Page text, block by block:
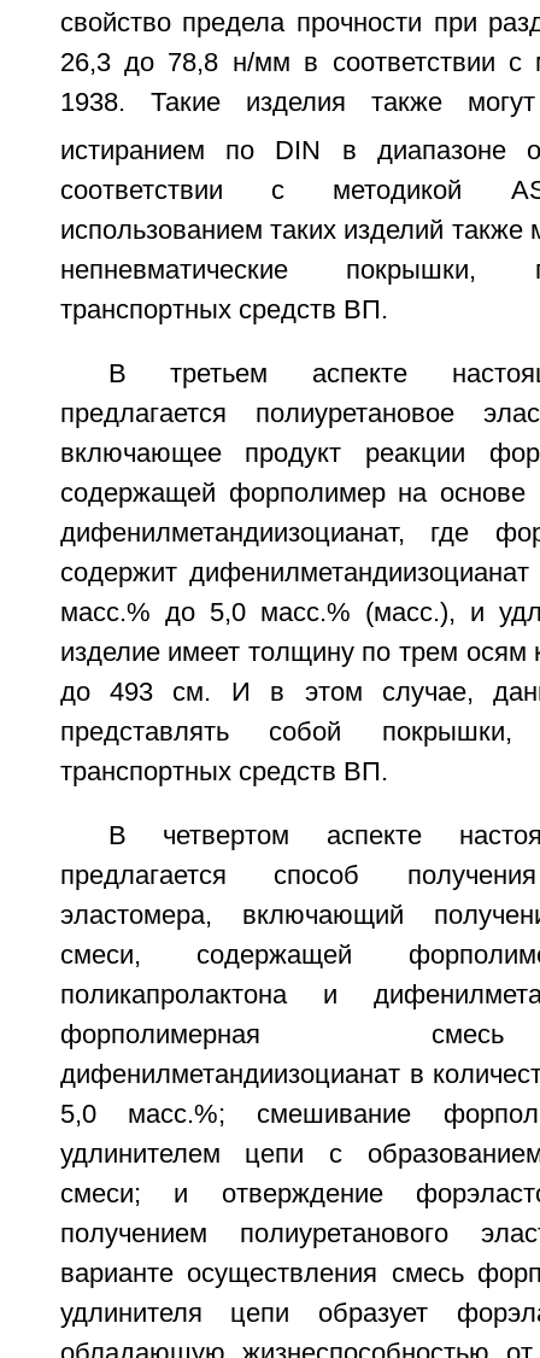
свойство предела прочности при
26,3 до 78,8 н/мм в соответствии с
1938. Такие изделия также могут
истиранием по DIN в
соответствии с методикой
использованием таких изделий также
непневматические
транспортных средств ВП.
В третьем аспекте
предлагается полиуретановое
включающее продукт реакции
содержащей форполимер на основе
дифенилметандиизоцианат, где
содержит
масс.% до 5,0 масс.% (масс.), и
изделие имеет толщину по трем осям
до 493 см. И в этом случае,
представлять собой
транспортных средств ВП.
В четвертом аспекте
предлагается способ
эластомера, включающий
смеси, содержащей
поликапролактона и
форполимерная
дифенилметандиизоцианат в
5,0 масс.%; смешивание
удлинителем цепи с
смеси; и отверждение
получением полиуретанового
варианте осуществления смесь
удлинителя цепи образует